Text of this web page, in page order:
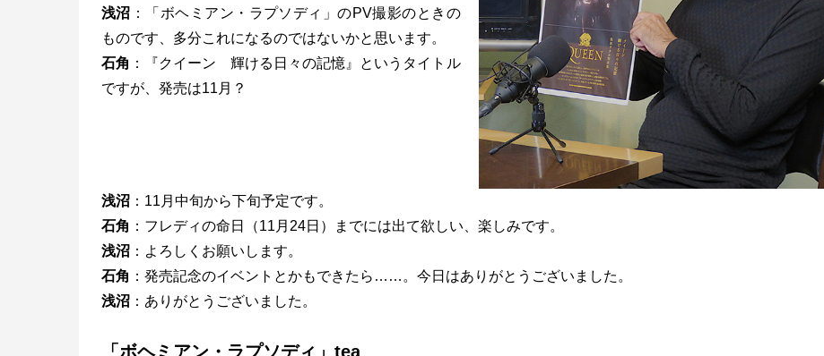
浅沼 ：「ボヘミアン・ラプソディ」のPV撮影のときの
ものです、多分これになるのではないかと思います。
石角 ：『クイーン 輝ける日々の記憶』というタイトル
ですが、発売は11月？
浅沼 ：11月中旬から下旬予定です。
石角 ：フレディの命日（11月24日）までには出て欲しい、楽しみです。
浅沼 ：よろしくお願いします。
石角 ：発売記念のイベントとかもできたら……。今日はありがとうございました。
浅沼 ：ありがとうございました。
「ボヘミアン・ラプソディ」tea